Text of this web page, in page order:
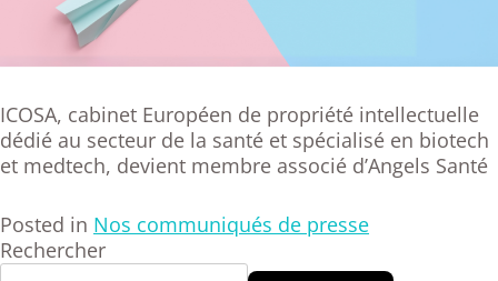
ICOSA, cabinet Européen de propriété intellectuelle
dédié au secteur de la santé et spécialisé en biotech
et medtech, devient membre associé d’Angels Santé
Posted in Nos communiqués de presse
Rechercher